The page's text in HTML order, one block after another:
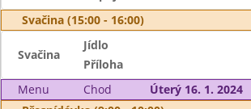
Svačina (15:00 - 16:00)
Svačina
Jídlo
Příloha
Menu
Chod
Úterý 16. 1. 2024